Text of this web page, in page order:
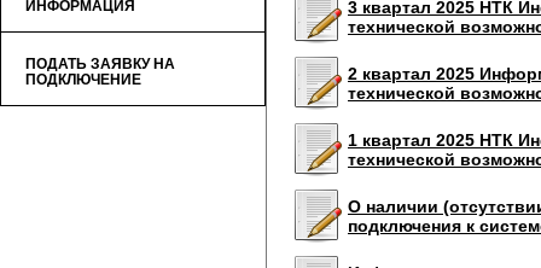
ИНФОРМАЦИЯ
ПОДАТЬ ЗАЯВКУ НА
ПОДКЛЮЧЕНИЕ
3 квартал 2025 НТК
технической
2 квартал 2025
технической
1 квартал 2025 НТК
технической
О наличии
подключения к